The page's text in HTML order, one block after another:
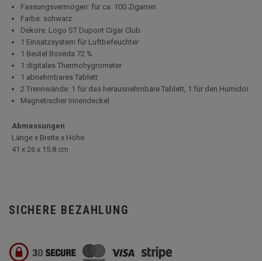
Fassungsvermögen: für ca. 100 Zigarren
Farbe: schwarz
Dekore: Logo ST Dupont Cigar Club
1 Einsatzsystem für Luftbefeuchter
1 Beutel Boveda 72 %
1 digitales Thermohygrometer
1 abnehmbares Tablett
2 Trennwände: 1 für das herausnehmbare Tablett, 1 für den Humidor
Magnetischer Innendeckel
Abmessungen
Länge x Breite x Höhe
41 x 26 x 15.8 cm
SICHERE BEZAHLUNG